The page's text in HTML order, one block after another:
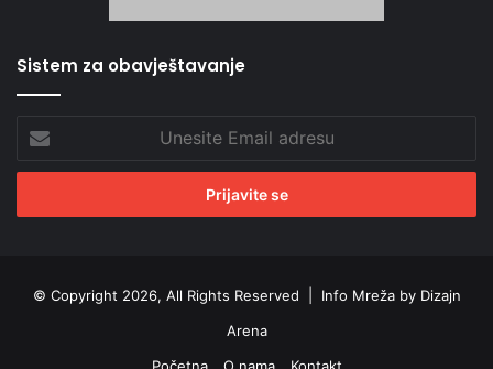
Sistem za obavještavanje
Email
adresu
© Copyright 2026, All Rights Reserved | Info Mreža by Dizajn
Arena
Početna
O nama Kontakt